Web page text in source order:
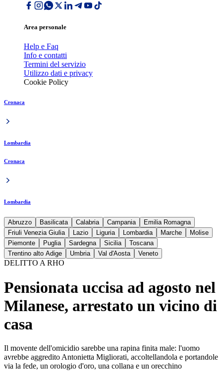
Area personale
Help e Faq
Info e contatti
Termini del servizio
Utilizzo dati e privacy
Cookie Policy
Cronaca
Lombardia
Cronaca
Lombardia
Abruzzo Basilicata Calabria Campania
Emilia Romagna
Friuli Venezia Giulia
Lazio Liguria Lombardia Marche
Molise
Piemonte
Puglia Sardegna Sicilia
Toscana
Trentino alto Adige
Umbria Val d'Aosta Veneto
DELITTO A RHO
Pensionata uccisa ad agosto nel
Milanese, arrestato un vicino di
casa
Il movente dell'omicidio sarebbe una rapina finita male: l'uomo
avrebbe aggredito Antonietta Migliorati, accoltellandola e portandole
via la fede, un orologio d'oro, una collana e un orecchino